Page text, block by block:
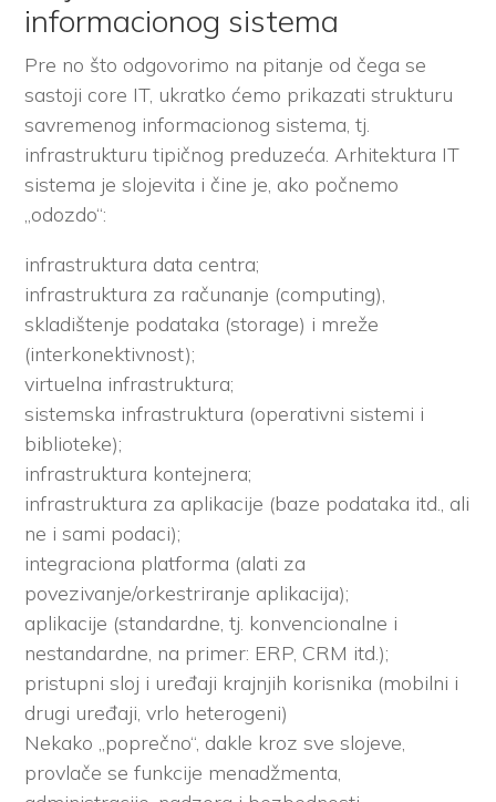
informacionog sistema
Pre no što odgovorimo na pitanje od čega se
sastoji core IT, ukratko ćemo prikazati strukturu
savremenog informacionog sistema, tj.
infrastrukturu tipičnog preduzeća. Arhitektura IT
sistema je slojevita i čine je, ako počnemo
„odozdo“:
infrastruktura data centra;
infrastruktura za računanje (computing),
skladištenje podataka (storage) i mreže
(interkonektivnost);
virtuelna infrastruktura;
sistemska infrastruktura (operativni sistemi i
biblioteke);
infrastruktura kontejnera;
infrastruktura za aplikacije (baze podataka itd., ali
ne i sami podaci);
integraciona platforma (alati za
povezivanje/orkestriranje aplikacija);
aplikacije (standardne, tj. konvencionalne i
nestandardne, na primer: ERP, CRM itd.);
pristupni sloj i uređaji krajnjih korisnika (mobilni i
drugi uređaji, vrlo heterogeni)
Nekako „poprečno“, dakle kroz sve slojeve,
provlače se funkcije menadžmenta,